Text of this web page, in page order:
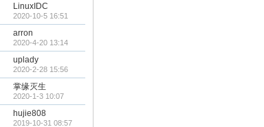
LinuxIDC
2020-10-5 16:51
arron
2020-4-20 13:14
uplady
2020-2-28 15:56
掌缘灭生
2020-1-3 10:07
hujie808
2019-10-31 08:57